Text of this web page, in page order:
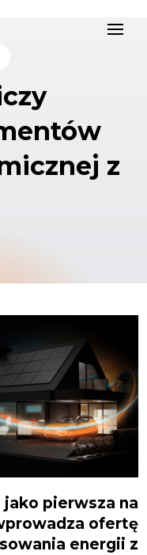
z
jako pierwsza na
ofertę
energii z